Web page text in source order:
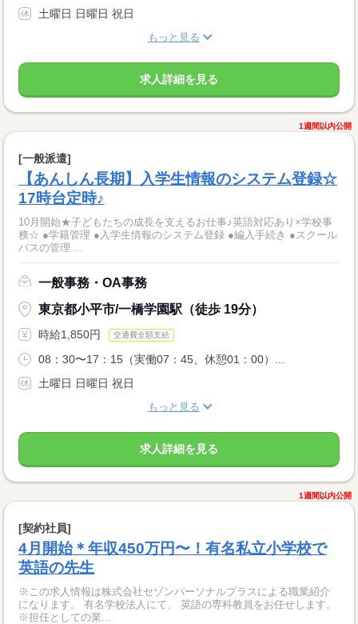
土曜日 日曜日 祝日
もっと見る
求人詳細を見る
1週間以内公開
[一般派遣]
【あんしん長期】入学生情報のシステム登録☆
17時台定時♪
10月開始★子どもたちの成長を支えるお仕事♪英語対応あり×学校事
務☆ ●学籍管理 ●入学生情報のシステム登録 ●編入手続き ●スクール
バスの管理 ...
一般事務・OA事務
東京都小平市/一橋学園駅（徒歩 19分）
時給1,850円 交通費全額支給
08：30〜17：15（実働07：45、休憩01：00）...
土曜日 日曜日 祝日
もっと見る
求人詳細を見る
1週間以内公開
[契約社員]
4月開始＊年収450万円〜！有名私立小学校で
英語の先生
※この求人情報は株式会社セゾンパーソナルプラスによる職業紹介
になります。 有名学校法人にて、 英語の専科教員をお任せします。
※担任としての業...